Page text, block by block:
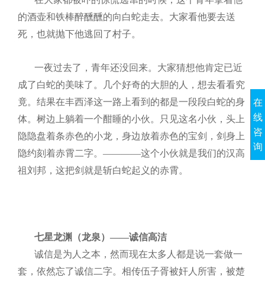
的酒壶和铁棒醉醺醺的向白蛇走去。大家看他要去送
死，也就抛下他逃回了村子。
一夜过去了，青年还没回来。大家猜想他肯定已近
成了白蛇的美味了。几个好奇的大胆的人，想去看看究
竟。结果在丰西泽这一路上看到的都是一段段白蛇的身
体。树边上躺着一个酣睡的小伙。只见这名小伙，头上
隐隐盘着条赤色的小龙，身边放着赤色的宝剑，剑身上
隐约刻着赤霄二字。————这个小伙就是我们的汉高
祖刘邦，这把剑就是斩白蛇起义的赤霄。
七星龙渊（龙泉）——诚信高洁
诚信是为人之本，然而现在太多人都是说一套做一
套，依然忘了诚信二字。相传伍子胥被奸人所害，被楚
在
线
咨
询